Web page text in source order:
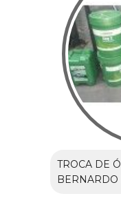
TROCA DE